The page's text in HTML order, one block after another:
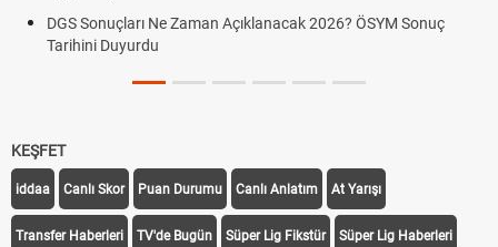
DGS Sonuçları Ne Zaman Açıklanacak 2026? ÖSYM Sonuç
Tarihini Duyurdu
KEŞFET
iddaa Canlı Skor Puan Durumu Canlı Anlatım At Yarışı
Transfer Haberleri TV'de Bugün Süper Lig Fikstür Süper Lig Haberleri